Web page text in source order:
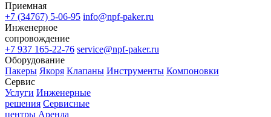
Приемная
+7 (34767) 5-06-95 info@npf-paker.ru
Инженерное
сопровождение
+7 937 165-22-76 service@npf-paker.ru
Оборудование
Пакеры Якоря Клапаны Инструменты Компоновки
Сервис
Услуги Инженерные
решения Сервисные
центры Аренда